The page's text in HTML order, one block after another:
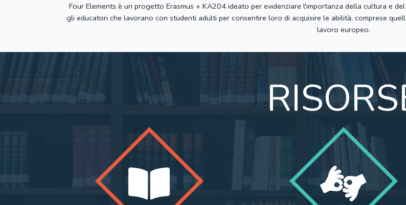
Four Elements è un progetto Erasmus + KA204 ideato per evidenziare l'importanza della cultura e
gli educatori che lavorano con studenti adulti per consentire loro di acquisire le abilità, comprese
lavoro europeo.